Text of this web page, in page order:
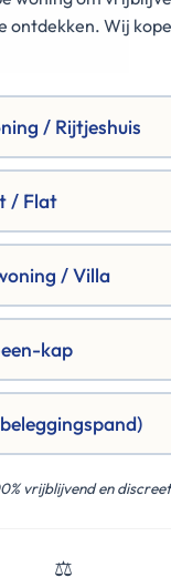
ontdekken. Wij
/ Rijtjeshuis
/ Flat
/ Villa
kap
vrijblijvend en
⚖️